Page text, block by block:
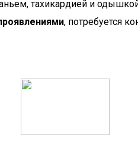
тахикардией и
, потребуется